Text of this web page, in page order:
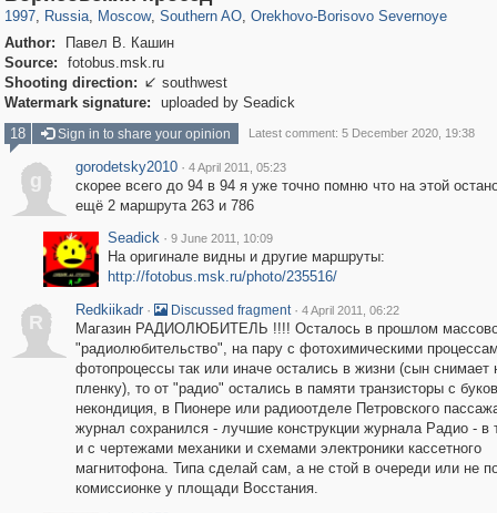
1997, Russia, Moscow, Southern AO, Orekhovo-Borisovo Severnoye
Author:
Павел В. Кашин
Source:
fotobus.msk.ru
Shooting direction:  southwest
Watermark signature:
uploaded by Seadick
18
Sign in to share your opinion Latest comment: 5 December 2020, 19:38
g
gorodetsky2010 · 4 April 2011, 05:23
скорее всего до 94 в 94 я уже точно помню что на этой
ещё 2 маршрута 263 и 786
Seadick · 9 June 2011, 10:09
На оригинале видны и другие маршруты:
http://fotobus.msk.ru/photo/235516/
R
Redkiikadr · Discussed fragment · 4 April 2011, 06:22
Магазин РАДИОЛЮБИТЕЛЬ !!!! Осталось в прошлом
"радиолюбительство", на пару с фотохимическими
фотопроцессы так или иначе остались в жизни (сын снимает
пленку), то от "радио" остались в памяти транзисторы с
некондиция, в Пионере или радиоотделе Петровского
журнал сохранился - лучшие конструкции журнала Радио - в
и с чертежами механики и схемами электроники кассетного
магнитофона. Типа сделай сам, а не стой в очереди или не
комиссионке у площади Восстания.